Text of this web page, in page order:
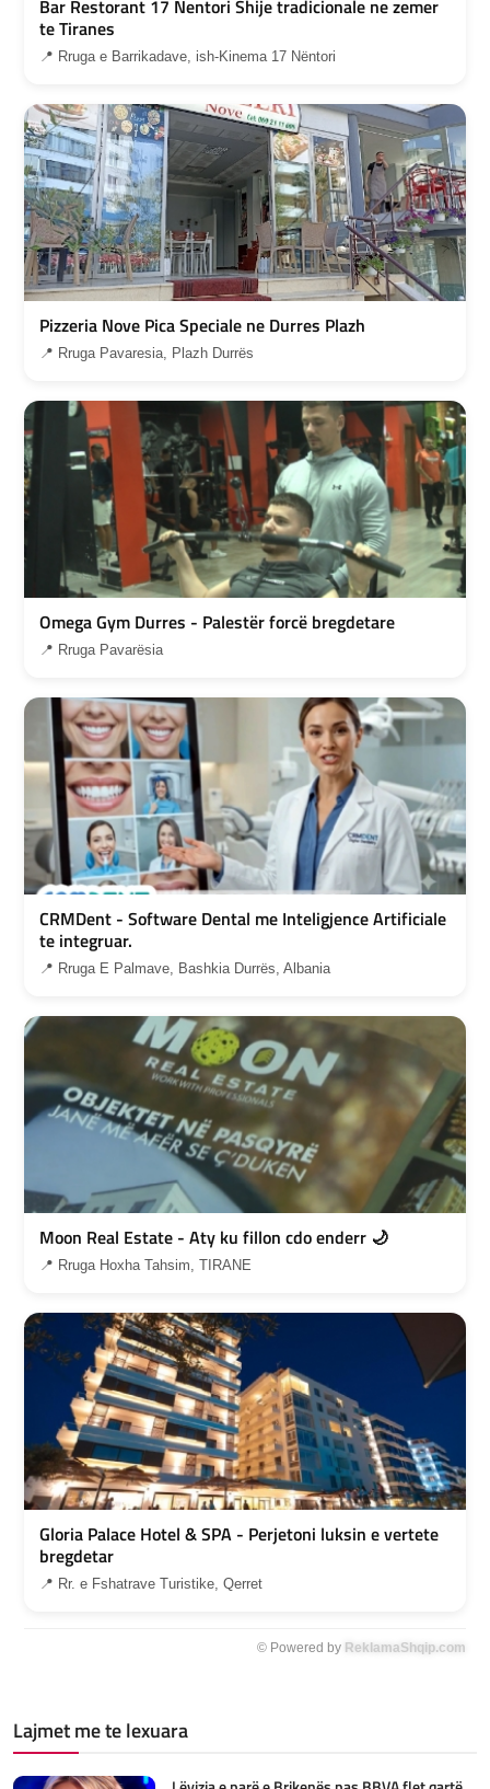
Bar Restorant 17 Nentori Shije tradicionale ne zemer
te Tiranes
📍 Rruga e Barrikadave, ish-Kinema 17 Nëntori
Pizzeria Nove Pica Speciale ne Durres Plazh
📍 Rruga Pavaresia, Plazh Durrës
Omega Gym Durres - Palestër forcë bregdetare
📍 Rruga Pavarësia
CRMDent - Software Dental me Inteligjence Artificiale
te integruar.
📍 Rruga E Palmave, Bashkia Durrës, Albania
Moon Real Estate - Aty ku fillon cdo enderr 🌙
📍 Rruga Hoxha Tahsim, TIRANE
Gloria Palace Hotel & SPA - Perjetoni luksin e vertete
bregdetar
📍 Rr. e Fshatrave Turistike, Qerret
© Powered by ReklamaShqip.com
Lajmet me te lexuara